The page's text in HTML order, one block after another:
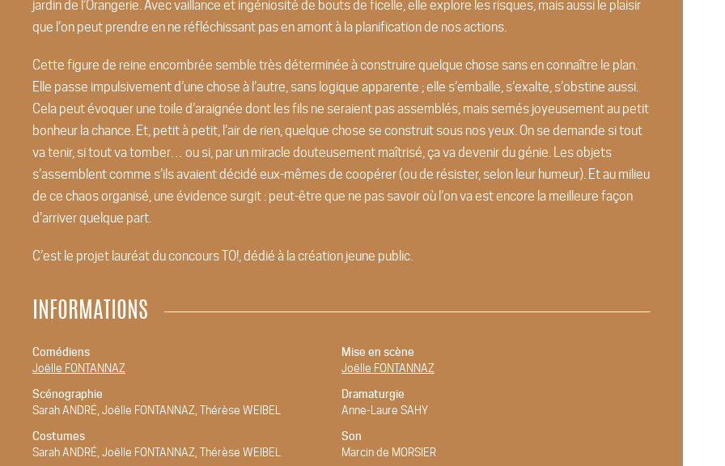
jardin de l’Orangerie. Avec vaillance et ingéniosité de bouts de ficelle, elle explore les risques, mais aussi le plaisir
que l’on peut prendre en ne réfléchissant pas en amont à la planification de nos actions.
Cette figure de reine encombrée semble très déterminée à construire quelque chose sans en connaître le plan.
Elle passe impulsivement d’une chose à l’autre, sans logique apparente ; elle s’emballe, s’exalte, s’obstine aussi.
Cela peut évoquer une toile d’araignée dont les fils ne seraient pas assemblés, mais semés joyeusement au petit
bonheur la chance. Et, petit à petit, l’air de rien, quelque chose se construit sous nos yeux. On se demande si tout
va tenir, si tout va tomber… ou si, par un miracle douteusement maîtrisé, ça va devenir du génie. Les objets
s’assemblent comme s’ils avaient décidé eux-mêmes de coopérer (ou de résister, selon leur humeur). Et au milieu
de ce chaos organisé, une évidence surgit : peut-être que ne pas savoir où l’on va est encore la meilleure façon
d’arriver quelque part.
C’est le projet lauréat du concours TO!, dédié à la création jeune public.
INFORMATIONS
Comédiens
Joëlle FONTANNAZ
Mise en scène
Joëlle FONTANNAZ
Scénographie
Sarah ANDRÉ, Joëlle FONTANNAZ, Thérèse WEIBEL
Dramaturgie
Anne-Laure SAHY
Costumes
Sarah ANDRÉ, Joëlle FONTANNAZ, Thérèse WEIBEL
Son
Marcin de MORSIER